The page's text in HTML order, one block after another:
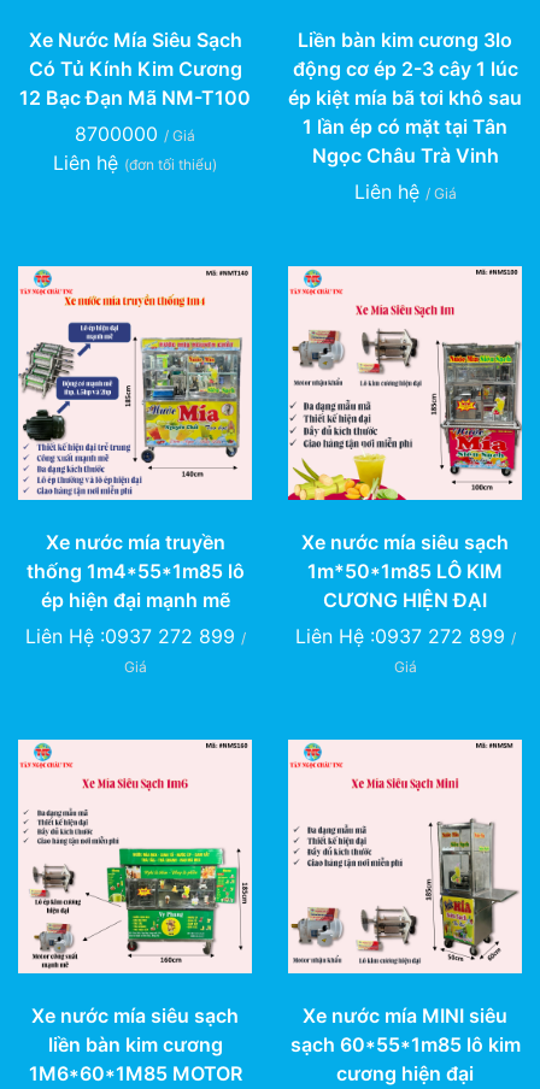
Xe Nước Mía Siêu Sạch
Có Tủ Kính Kim Cương
12 Bạc Đạn Mã NM-T100
8700000 / Giá
Liên hệ (đơn tối thiểu)
Liền bàn kim cương 3lo
động cơ ép 2-3 cây 1 lúc
ép kiệt mía bã tơi khô sau
1 lần ép có mặt tại Tân
Ngọc Châu Trà Vinh
Liên hệ / Giá
Xe nước mía truyền
thống 1m4*55*1m85 lô
ép hiện đại mạnh mẽ
Liên Hệ :0937 272 899 /
Giá
Xe nước mía siêu sạch
1m*50*1m85 LÔ KIM
CƯƠNG HIỆN ĐẠI
Liên Hệ :0937 272 899 /
Giá
Xe nước mía siêu sạch
liền bàn kim cương
1M6*60*1M85 MOTOR
Xe nước mía MINI siêu
sạch 60*55*1m85 lô kim
cương hiện đại